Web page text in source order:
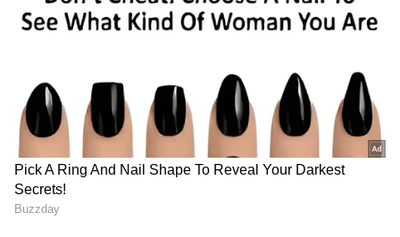
Floral Earrings: ಫ್ಲೋರಲ್
ಸ್ಟಡ್ ಕಿವಿಯೋಲೆಗಳ ಅಂದದ
ಡಿಸೈನ್‌ಗಳು: ನೋಡಿದ್ರೆ
ಖುಷಿಯಾಗೋದು ಗ್ಯಾರಂಟಿ!
ಜ್ಯೋತಿಷ್ಯ ಶಾಸ್ತ್ರ: ವಾರದ 7
ದಿನಗಳಲ್ಲಿ ಈ ತಪ್ಪು ಮಾಡಬೇಡಿ!
ಯಾವ ದಿನ ಏನು ಮಾಡಬಾರದು?
ಇಲ್ಲಿದೆ ಪೂರ್ಣ ವಿವರ